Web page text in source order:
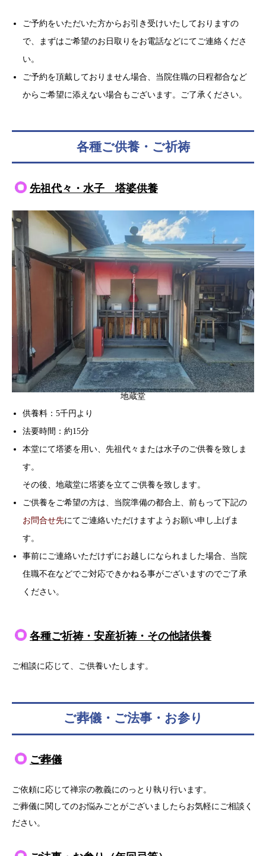
ご予約をいただいた方からお引き受けいたしておりますの
で、まずはご希望のお日取りをお電話などにてご連絡くださ
い。
ご予約を頂戴しておりません場合、当院住職の日程都合など
からご希望に添えない場合もございます。ご了承ください。
各種ご供養・ご祈祷
先祖代々・水子 塔婆供養
地蔵堂
供養料：5千円より
法要時間：約15分
本堂にて塔婆を用い、先祖代々または水子のご供養を致しま
す。
その後、地蔵堂に塔婆を立てご供養を致します。
ご供養をご希望の方は、当院準備の都合上、前もって下記の
お問合せ先にてご連絡いただけますようお願い申し上げま
す。
事前にご連絡いただけずにお越しになられました場合、当院
住職不在などでご対応できかねる事がございますのでご了承
ください。
各種ご祈祷・安産祈祷・その他諸供養
ご相談に応じて、ご供養いたします。
ご葬儀・ご法事・お参り
ご葬儀
ご依頼に応じて禅宗の教義にのっとり執り行います。
ご葬儀に関してのお悩みごとがございましたらお気軽にご相談く
ださい。